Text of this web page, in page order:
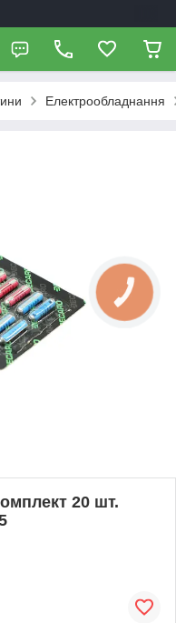
Електрообладнання
20 шт.
КНОПКА
ЗВ'ЯЗКУ